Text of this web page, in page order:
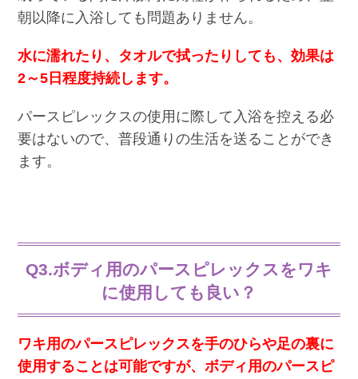
朝以降に入浴しても問題ありません。
水に濡れたり、タオルで拭ったりしても、効果は
2～5日程度持続します。
パースピレックスの使用に際して入浴を控える必
要はないので、普段通りの生活を送ることができ
ます。
Q3.ボディ用のパースピレックスをワキ
に使用しても良い？
ワキ用のパースピレックスを手のひらや足の裏に
使用することは可能ですが、ボディ用のパースピ